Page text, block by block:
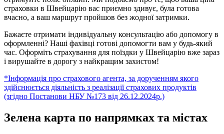
страховки в Швейцарію вас приємно здивує, була готова
вчасно, а ваш маршрут пройшов без жодної затримки.
Бажаєте отримати індивідуальну консультацію або допомогу в
оформленні? Наші фахівці готові допомогти вам у будь-який
час. Оформіть страхування для поїздки у Швейцарію вже зараз
і вирушайте в дорогу з найкращим захистом!
*Інформація про страхового агента, за дорученням якого
здійснюється діяльність з реалізації страхових продуктів
(згідно Постанови НБУ №173 від 26.12.2024р.)
Зелена карта по напрямках та містах